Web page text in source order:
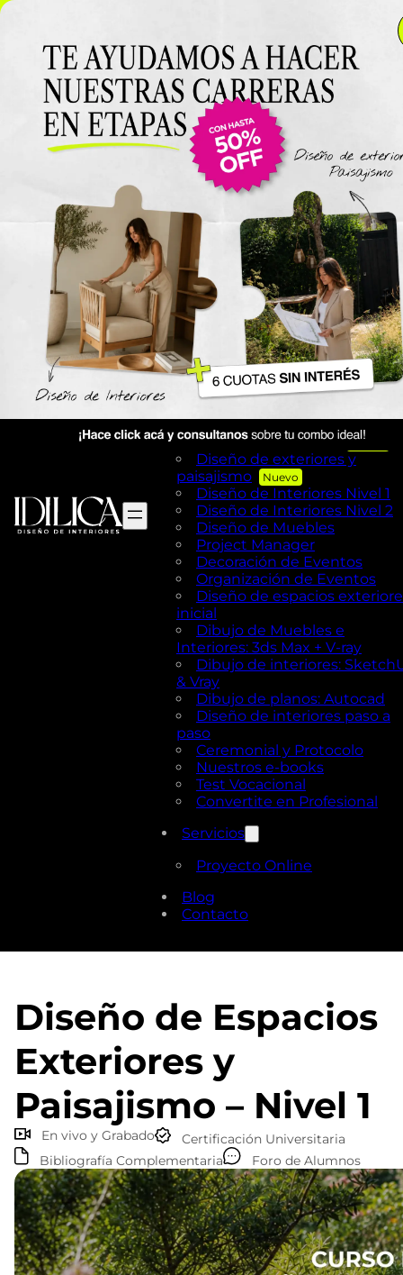
el curso acá!
Viajes
The New York Design
Carreras / Diplomaturas
Carrera de Diseño de
Exteriores y Paisajismo
Carrera en Diseño de
UTN
Carrera en Interiorismo UTN
Carrera de Organización y
Decoración de Eventos UTN
Cursos
AutoCAD en Diseño de
exteriores y Paisajismo
Diseño de exteriores y
paisajismo
Diseño de Interiores Nivel 1
Diseño de Interiores Nivel 2
Diseño de Muebles
Project Manager
Decoración de Eventos
Organización de Eventos
Diseño de espacios
inicial
Dibujo de Muebles e
Interiores: 3ds Max + V-ray
Dibujo de interiores:
& Vray
Dibujo de planos: Autocad
Diseño de interiores paso a
paso
Ceremonial y Protocolo
Nuestros e-books
Test Vocacional
Convertite en Profesional
Servicios
Proyecto Online
Blog
Contacto
Diseño de Espacios
Exteriores y
Paisajismo – Nivel 1
En vivo y Grabado
Certificación Universitaria
Bibliografía Complementaria
Foro de Alumnos